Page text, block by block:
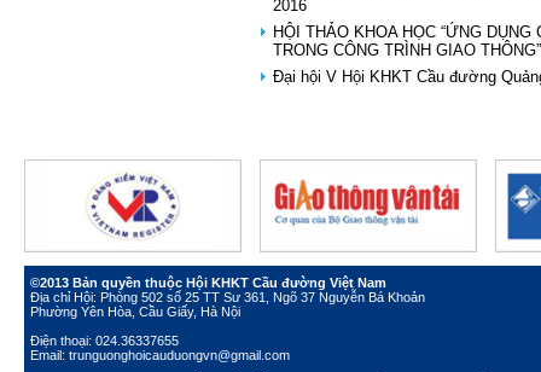
2016
HỘI THẢO KHOA HỌC “ỨNG
TRONG CÔNG TRÌNH GIAO THÔNG”
Đại hội V Hội KHKT Cầu đường
©2013 Bản quyền thuộc Hội KHKT Cầu đường Việt Nam
Địa chỉ Hội: Phòng 502 số 25 TT Sư 361, Ngõ 37 Nguyễn Bá Khoản
Phường Yên Hòa, Cầu Giấy, Hà Nội
Điện thoại: 024.36337655
Email: trunguonghoicauduongvn@gmail.com